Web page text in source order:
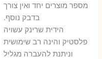
מספר מוצרים יחד ואין צורך
בדבק נוסף.
הידית שרינק עשויה
פלסטיק והינה רב שימושית
וניתנת להעברה מגליל